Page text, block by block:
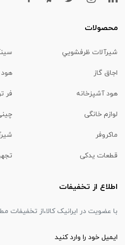
محصولات
شیرآلات ظرفشويي
اجاق گاز هود
هود آشپزخانه فر
لوازم خانگی
ماكروفر
قطعات یدکی
اطلاع از تخفیفات
با عضویت در ایرانیک کالا،از تخفیفات